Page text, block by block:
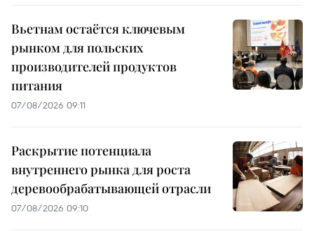
Вьетнам остаётся ключевым
рынком для польских
производителей продуктов
питания
07/08/2026 09:11
Раскрытие потенциала
внутреннего рынка для роста
деревообрабатывающей отрасли
07/08/2026 09:10